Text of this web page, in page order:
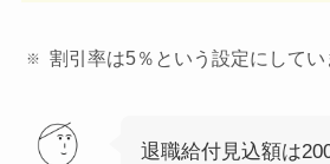
割引率は5％という設定にしてい
退職給付見込額は